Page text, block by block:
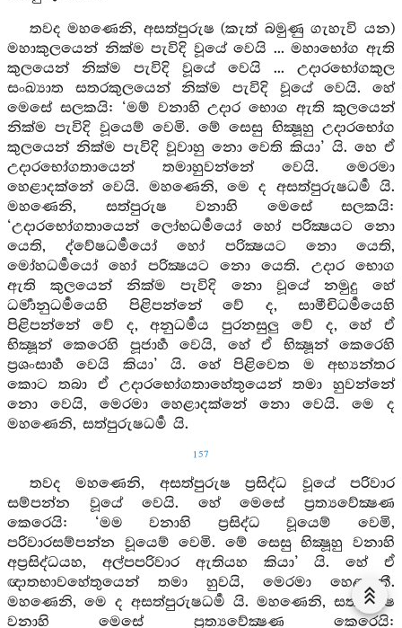
තවද මහණෙනි, අසත්පුරුෂ (කැත් බමුණු ගැහැවි යන)
මහාකුලයෙන් නික්ම පැවිදි වූයේ වෙයි ... මහාභෝග ඇති
කුලයෙන් නික්ම පැවිදි වූයේ වෙයි ... උදාරභෝගකුල
සංඛ්‍යාත සතරකුලයෙන් නික්ම පැවිදි වූයේ වෙයි. හේ
මෙසේ සලකයි: ‘මම් වනාහි උදාර භොග ඇති කුලයෙන්
නික්ම පැවිදි වූයෙම් වෙමි. මේ සෙසු භික්‍ෂූහු උදාරභෝග
කුලයෙන් නික්ම පැවිදි වූවාහු නො වෙති කියා’ යි. හෙ ඒ
උදාරභෝගතායෙන් තමාහුවන්නේ වෙයි. මෙරමා
හෙළාදක්නේ වෙයි. මහණෙනි, මෙ ද අසත්පුරුෂධර්‍ම යි.
මහණෙනි, සත්පුරුෂ වනාහි මෙසේ සලකයි:
‘උදාරභෝගතායෙන් ලෝභධර්‍මයෝ හෝ පරික්‍ෂයට නො
යෙති, ද්වේෂධර්‍මයෝ හෝ පරික්‍ෂයට නො යෙති,
මෝහධර්‍මයෝ හෝ පරික්‍ෂයට නො යෙති. උදාර භොග
ඇති කුලයෙන් නික්ම පැවිදි නො වූයේ නමුදු හේ
ධර්‍මානුධර්‍මයෙහි පිළිපන්නේ වේ ද, සාමීචිධර්‍මයෙහි
පිළිපන්නේ වේ ද, අනුධර්‍මය පුරනසුලු වේ ද, හේ ඒ
භික්‍ෂූන් කෙරෙහි පූජාර්‍හ වෙයි, හේ ඒ භික්‍ෂූන් කෙරෙහි
ප්‍රශංසාර්‍හ වෙයි කියා’ යි. හේ පිළිවෙත ම අභ්‍යන්තර
කොට තබා ඒ උදාරභෝගතාහේතුයෙන් තමා හුවන්නේ
නො වෙයි, මෙරමා හෙළාදක්නේ නො වෙයි. මෙ ද
මහණෙනි, සත්පුරුෂධර්‍ම යි.
157
තවද මහණෙනි, අසත්පුරුෂ ප්‍රසිද්ධ වූයේ පරිවාර
සම්පන්න වූයේ වෙයි. හේ මෙසේ ප්‍රත්‍යවේක්‍ෂණ
කෙරෙයි: ‘මම වනාහි ප්‍රසිද්ධ වූයෙම් වෙමි,
පරිවාරසම්පන්න වූයෙම් වෙමි. මේ සෙසු භික්‍ෂූහු වනාහි
අප්‍රසිද්ධයහ, අල්පපරිවාර ඇතියහ කියා’ යි. හේ ඒ
ඥාතභාවහේතුයෙන් තමා හුවයි, මෙරමා හෙළාදකී.
මහණෙනි, මෙ ද අසත්පුරුෂධර්‍ම යි. මහණෙනි, සත්පුරුෂ
වනාහි මෙසේ ප්‍රත්‍යවේක්‍ෂණ කෙරෙයි: